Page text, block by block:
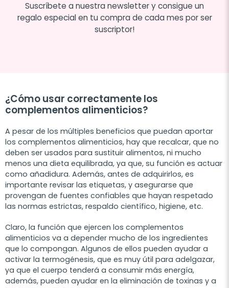
Suscríbete a nuestra newsletter y consigue un
regalo especial en tu compra de cada mes por ser
suscriptor!
¿Cómo usar correctamente los
complementos alimenticios?
A pesar de los múltiples beneficios que puedan aportar
los complementos alimenticios, hay que recalcar, que no
deben ser usados para sustituir alimentos, ni mucho
menos una dieta equilibrada, ya que, su función es actuar
como añadidura. Además, antes de adquirirlos, es
importante revisar las etiquetas, y asegurarse que
provengan de fuentes confiables que hayan respetado
las normas estrictas, respaldo científico, higiene, etc.
Claro, la función que ejercen los complementos
alimenticios va a depender mucho de los ingredientes
que lo compongan. Algunos de ellos pueden ayudar a
activar la termogénesis, que es muy útil para adelgazar,
ya que el cuerpo tenderá a consumir más energía,
además, pueden ayudar en la eliminación de toxinas y a